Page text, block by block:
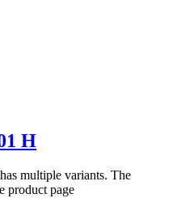
H
multiple variants. The
product page